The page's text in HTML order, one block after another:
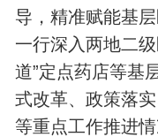
导，精准赋能基
一行深入两地二
道”定点药店等基
式改革、政策落
等重点工作推进